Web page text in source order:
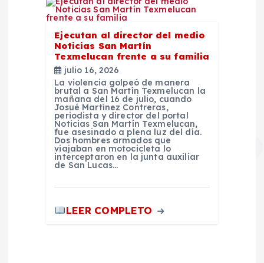
Ejecutan al director del medio
Noticias San Martín
Texmelucan frente a su familia
julio 16, 2026
La violencia golpeó de manera
brutal a San Martín Texmelucan la
mañana del 16 de julio, cuando
Josué Martínez Contreras,
periodista y director del portal
Noticias San Martín Texmelucan,
fue asesinado a plena luz del día.
Dos hombres armados que
viajaban en motocicleta lo
interceptaron en la junta auxiliar
de San Lucas…
LEER COMPLETO